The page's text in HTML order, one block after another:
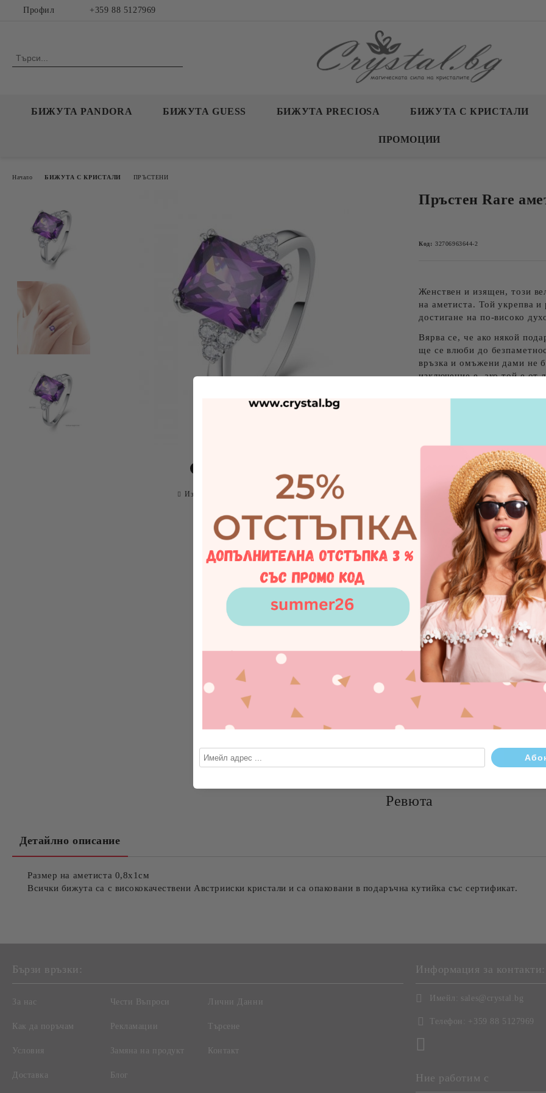
Профил +359 88 5127969
БИЖУТА PANDORA БИЖУТА GUESS БИЖУТА PRECIOSA БИЖУТА С КРИСТАЛИ
ПРОМОЦИИ
Начало БИЖУТА С КРИСТАЛИ ПРЪСТЕНИ
Пръстен Rare
Код: 32706963644-2
Женствен и изящен, този
на аметиста. Той укрепва и
достигане на по-високо
Вярва се, че ако някой
ще се влюби до
връзка и омъжени дами не
изключение е, ако той е от
Изработен е от
Ориентировъчни цени за доставка
До Ямбол на цена от
Извън Ямбол на цена от
Размер на пръстена:
Как да определя размера на
пръстена?
Цвят на метала: Бял
Съжаляваме, продукта е
Бижута Аметист
Изпрати на приятел Оцени продукта
Ревюта
Детайлно описание
Размер на аметиста 0,8x1см
Всички бижута са с висококачествени Австрииски кристали и са опаковани в подаръчна кутийка със сертификат.
Бързи връзки:
За нас
Как да поръчам
Условия
Доставка
Чести Въпроси
Рекламации
Замяна на продукт
Блог
Лични Данни
Търсене
Контакт
Информация за контакти:
Имейл: sales@crystal.bg
Телефон: +359 88 5127969
Ние работим с